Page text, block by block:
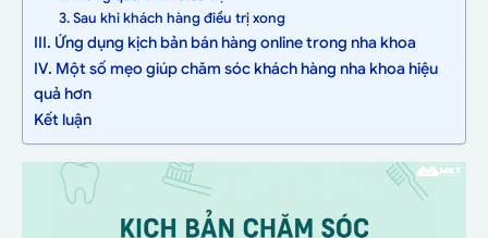
3. Sau khi khách hàng điều trị xong
III. Ứng dụng kịch bản bán hàng online trong nha khoa
IV. Một số mẹo giúp chăm sóc khách hàng nha khoa hiệu
quả hơn
Kết luận